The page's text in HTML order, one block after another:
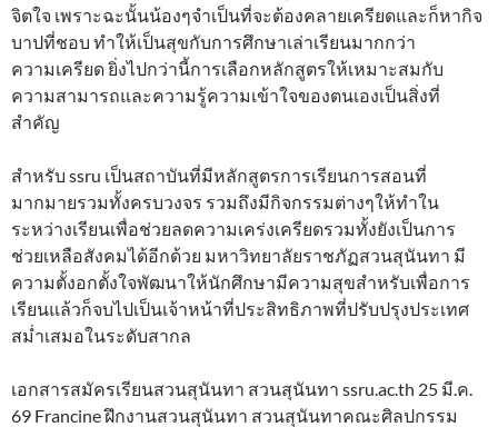
จิตใจ เพราะฉะนั้นน้องๆจำเป็นที่จะต้องคลายเครียดและก็หากิจ
บาปที่ชอบ ทำให้เป็นสุขกับการศึกษาเล่าเรียนมากกว่า
ความเครียด ยิ่งไปกว่านี้การเลือกหลักสูตรให้เหมาะสมกับ
ความสามารถและความรู้ความเข้าใจของตนเองเป็นสิ่งที่
สำคัญ
สำหรับ ssru เป็นสถาบันที่มีหลักสูตรการเรียนการสอนที่
มากมายรวมทั้งครบวงจร รวมถึงมีกิจกรรมต่างๆให้ทำใน
ระหว่างเรียนเพื่อช่วยลดความเคร่งเครียดรวมทั้งยังเป็นการ
ช่วยเหลือสังคมได้อีกด้วย มหาวิทยาลัยราชภัฏสวนสุนันทา มี
ความตั้งอกตั้งใจพัฒนาให้นักศึกษามีความสุขสำหรับเพื่อการ
เรียนแล้วก็จบไปเป็นเจ้าหน้าที่ประสิทธิภาพที่ปรับปรุงประเทศ
สม่ำเสมอในระดับสากล
เอกสารสมัครเรียนสวนสุนันทา สวนสุนันทา ssru.ac.th 25 มี.ค.
69 Francine ฝึกงานสวนสุนันทา สวนสุนันทาคณะศิลปกรรม